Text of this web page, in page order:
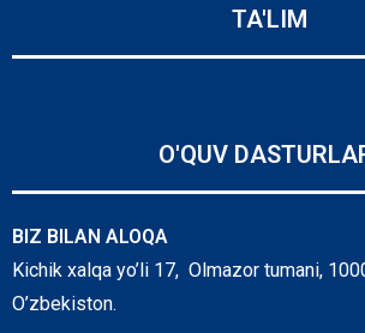
TA'LIM
O'QUV
BIZ BILAN ALOQA
Kichik xalqa yo’li 17, Olmazor tumani,
O’zbekiston.